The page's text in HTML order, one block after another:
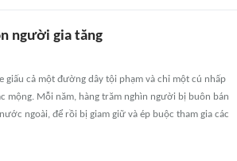
người gia tăng
cả một đường dây tội phạm và chỉ một cú nhấp
mộng. Mỗi năm, hàng trăm nghìn người bị buôn bán
ngoài, để rồi bị giam giữ và ép buộc tham gia các